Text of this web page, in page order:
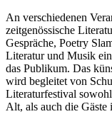
An verschiedenen
zeitgenössische
Gespräche, Poetry
Literatur und Musik
das Publikum. Das
wird begleitet von
Literaturfestival
Alt, als auch die Gäste